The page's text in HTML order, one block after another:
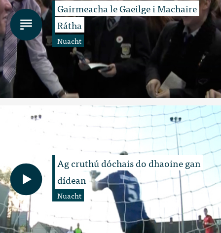
Gairmeacha le Gaeilge i Machaire
Rátha
Nuacht
Ag cruthú dóchais do dhaoine gan
dídean
Nuacht